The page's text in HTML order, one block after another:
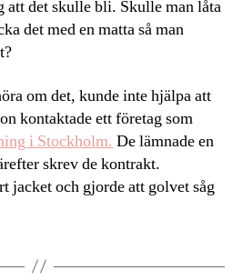
att det skulle bli. Skulle man låta
det med en matta så man
om det, kunde inte hjälpa att
kontaktade ett företag som
i Stockholm. De lämnade en
skrev de kontrakt.
jacket och gjorde att golvet såg